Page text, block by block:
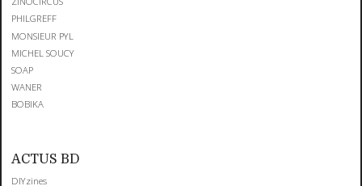
PHILGREFF
MONSIEUR PYL
MICHEL SOUCY
SOAP
WANER
BOBIKA
ACTUS BD
DIYzines